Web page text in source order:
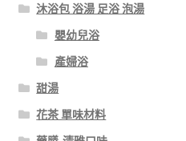
沐浴包 浴湯 足浴 泡湯
嬰幼兒浴
產婦浴
甜湯
花茶 單味材料